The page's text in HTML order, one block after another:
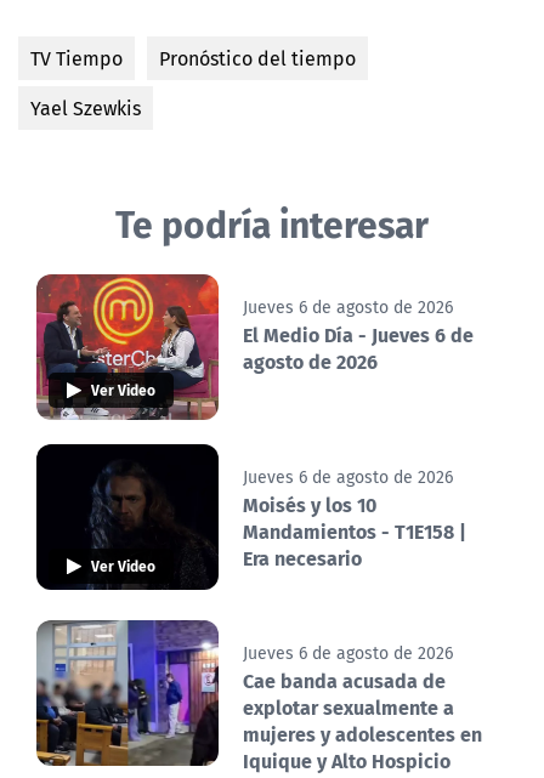
TV Tiempo
Pronóstico del tiempo
Yael Szewkis
Te podría interesar
Ver Video
Jueves 6 de agosto de 2026
El Medio Día - Jueves 6 de
agosto de 2026
Ver Video
Jueves 6 de agosto de 2026
Moisés y los 10
Mandamientos - T1E158 |
Era necesario
Jueves 6 de agosto de 2026
Cae banda acusada de
explotar sexualmente a
mujeres y adolescentes en
Iquique y Alto Hospicio